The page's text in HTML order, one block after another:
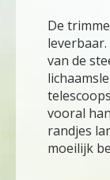
De
van de
vooral
randjes
moeilijk